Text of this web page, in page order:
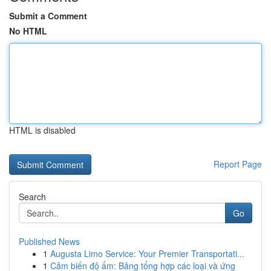
Submit a Comment
No HTML
HTML is disabled
Report Page
Search
Go
Published News
1 Augusta Limo Service: Your Premier Transportati...
1 Cảm biến độ ẩm: Bảng tổng hợp các loại và ứng